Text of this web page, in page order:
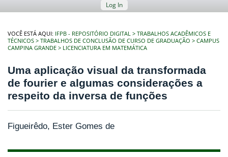
Log In
VOCÊ ESTÁ AQUI: IFPB - REPOSITÓRIO DIGITAL
TRABALHOS ACADÊMICOS E
TÉCNICOS
TRABALHOS DE CONCLUSÃO DE CURSO DE GRADUAÇÃO
CAMPUS
CAMPINA GRANDE
LICENCIATURA EM MATEMÁTICA
Uma aplicação visual da transformada
de fourier e algumas considerações a
respeito da inversa de funções
Figueirêdo, Ester Gomes de